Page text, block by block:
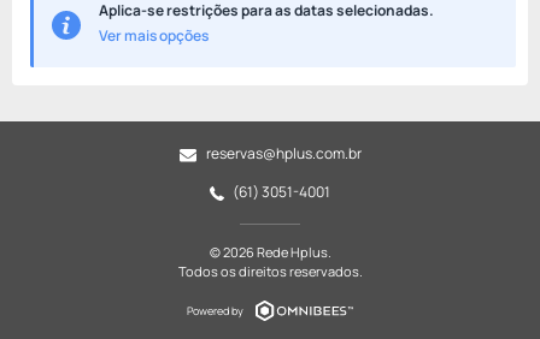
praticidad...Aplica-se restrições para as datas selecionadas.
Ver mais opções
reservas@hplus.com.br
(61) 3051-4001
© 2026 Rede Hplus.
Todos os direitos reservados.
Powered by